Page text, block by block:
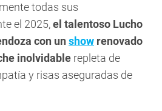
todas sus
el 2025,el talentoso Lucho
con un show renovado
inolvidable repleta de
y risas aseguradas de